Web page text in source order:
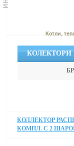
Котли,
КОЛЕКТОРИ
КОЛЛЕКТОР
КОМПЛ. С 2